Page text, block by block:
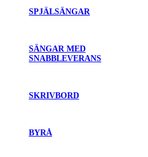
SPJÄLSÄNGAR
SÄNGAR MED
SNABBLEVERANS
SKRIVBORD
BYRÅ